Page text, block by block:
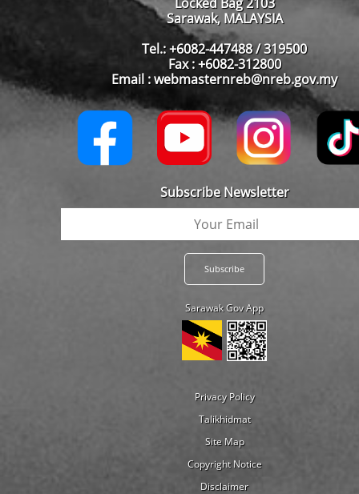
Sarawak, MALAYSIA
Tel.: +6082-447488 / 319500
Fax : +6082-312800
Email : webmasternreb@nreb.gov.my
Subscribe Newsletter
Sarawak Gov App
Privacy Policy
Talikhidmat
Site Map
Copyright Notice
Disclaimer